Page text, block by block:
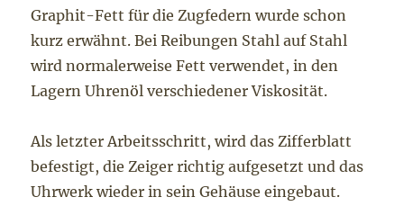
Graphit-Fett für die Zugfedern wurde schon
kurz erwähnt. Bei Reibungen Stahl auf Stahl
wird normalerweise Fett verwendet, in den
Lagern Uhrenöl verschiedener Viskosität.
Als letzter Arbeitsschritt, wird das Zifferblatt
befestigt, die Zeiger richtig aufgesetzt und das
Uhrwerk wieder in sein Gehäuse eingebaut.